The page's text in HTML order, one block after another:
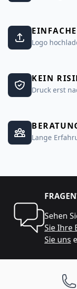
Logo
KEIN
Druck erst
Lange
Sehen
Sie Ihre
Sie uns